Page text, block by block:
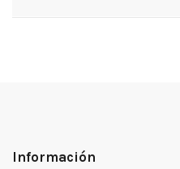
Información